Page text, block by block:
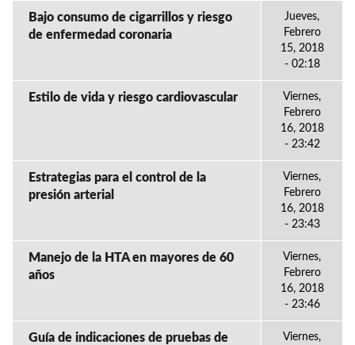
Bajo consumo de cigarrillos y riesgo
de enfermedad coronaria
Jueves,
Febrero
15, 2018
- 02:18
Estilo de vida y riesgo cardiovascular
Viernes,
Febrero
16, 2018
- 23:42
Estrategias para el control de la
presión arterial
Viernes,
Febrero
16, 2018
- 23:43
Manejo de la HTA en mayores de 60
años
Viernes,
Febrero
16, 2018
- 23:46
Guía de indicaciones de pruebas de
Viernes,